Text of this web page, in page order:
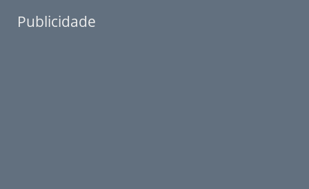
Publicidade